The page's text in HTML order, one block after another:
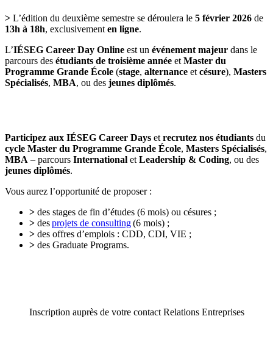
> L’édition du deuxième semestre se déroulera le 5 février 2026 de
13h à 18h, exclusivement en ligne.
L’IÉSEG Career Day Online est un événement majeur dans le
parcours des étudiants de troisième année et Master du
Programme Grande École (stage, alternance et césure), Masters
Spécialisés, MBA, ou des jeunes diplômés.
Participez aux IÉSEG Career Days et recrutez nos étudiants du
cycle Master du Programme Grande École, Masters Spécialisés,
MBA – parcours International et Leadership & Coding, ou des
jeunes diplômés.
Vous aurez l’opportunité de proposer :
> des stages de fin d’études (6 mois) ou césures ;
> desprojets de consulting(6 mois) ;
> des offres d’emplois : CDD, CDI, VIE ;
> des Graduate Programs.
Inscription auprès de votre contact Relations Entreprises